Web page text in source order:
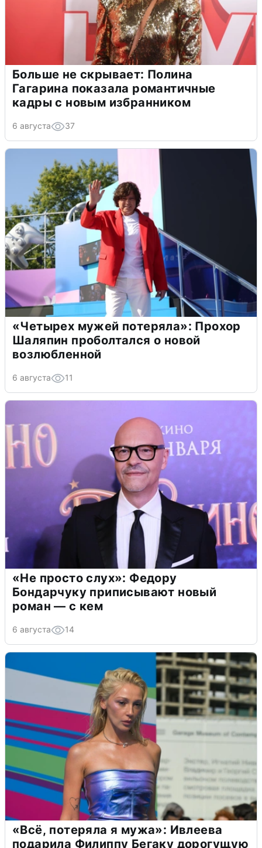
Больше не скрывает: Полина
Гагарина показала романтичные
кадры с новым избранником
6 августа 37
«Четырех мужей потеряла»: Прохор
Шаляпин проболтался о новой
возлюбленной
6 августа 11
«Не просто слух»: Федору
Бондарчуку приписывают новый
роман — с кем
6 августа 14
«Всё, потеряла я мужа»: Ивлеева
подарила Филиппу Бегаку дорогущую